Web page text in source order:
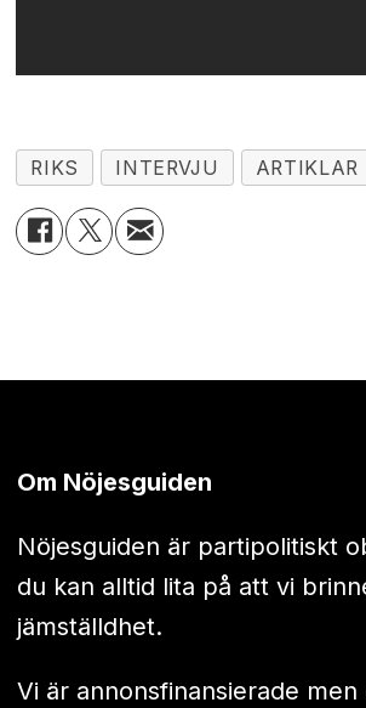
RIKS INTERVJU ARTIKLAR
Om Nöjesguiden
Nöjesguiden är partipolitiskt
du kan alltid lita på att vi
jämställdhet.
Vi är annonsfinansierade men